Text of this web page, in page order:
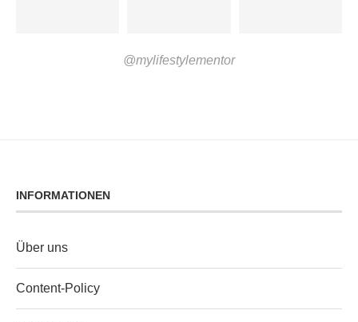
@mylifestylementor
INFORMATIONEN
Über uns
Content‑Policy